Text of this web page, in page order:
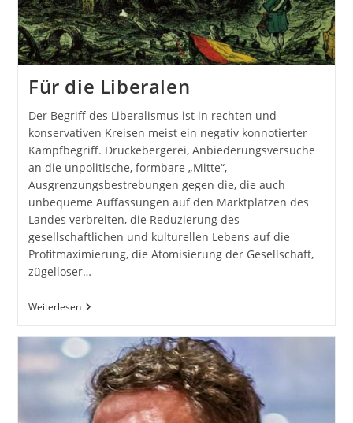
Für die Liberalen
Der Begriff des Liberalismus ist in rechten und
konservativen Kreisen meist ein negativ konnotierter
Kampfbegriff. Drückebergerei, Anbiederungsversuche
an die unpolitische, formbare „Mitte“,
Ausgrenzungsbestrebungen gegen die, die auch
unbequeme Auffassungen auf den Marktplätzen des
Landes verbreiten, die Reduzierung des
gesellschaftlichen und kulturellen Lebens auf die
Profitmaximierung, die Atomisierung der Gesellschaft,
zügelloser…
WeiterlesenFür
Die